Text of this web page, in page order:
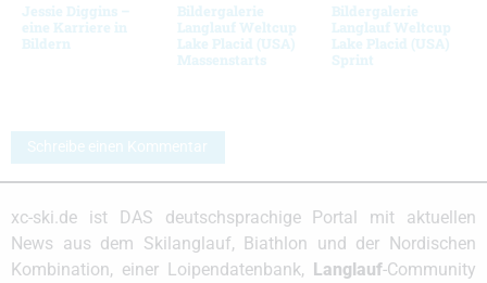
Jessie Diggins –
eine Karriere in
Bildern
Bildergalerie
Langlauf Weltcup
Lake Placid (USA)
Massenstarts
Bildergalerie
Langlauf Weltcup
Lake Placid (USA)
Sprint
Schreibe einen Kommentar
xc-ski.de ist DAS deutschsprachige Portal mit aktuellen
News aus dem Skilanglauf, Biathlon und der Nordischen
Kombination, einer Loipendatenbank,
Langlauf-Community